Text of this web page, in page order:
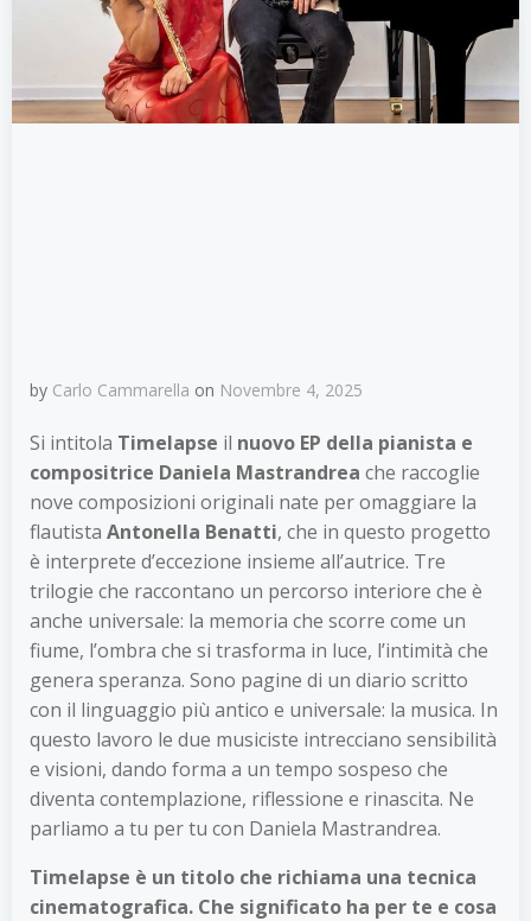
by Carlo Cammarella on Novembre 4, 2025
Si intitola Timelapse il nuovo EP della pianista e
compositrice Daniela Mastrandrea che raccoglie
nove composizioni originali nate per omaggiare la
flautista Antonella Benatti, che in questo progetto
è interprete d’eccezione insieme all’autrice. Tre
trilogie che raccontano un percorso interiore che è
anche universale: la memoria che scorre come un
fiume, l’ombra che si trasforma in luce, l’intimità che
genera speranza. Sono pagine di un diario scritto
con il linguaggio più antico e universale: la musica. In
questo lavoro le due musiciste intrecciano sensibilità
e visioni, dando forma a un tempo sospeso che
diventa contemplazione, riflessione e rinascita. Ne
parliamo a tu per tu con Daniela Mastrandrea.
Timelapse è un titolo che richiama una tecnica
cinematografica. Che significato ha per te e cosa